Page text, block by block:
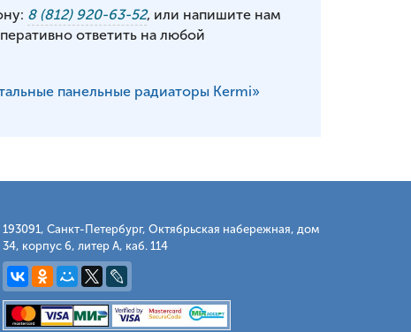
8 (812) 920-63-52, или напишите нам
ответить на любой
панельные радиаторы Kermi»
193091, Санкт-Петербург, Октябрьская набережная, дом
34, корпус 6, литер А, каб. 114